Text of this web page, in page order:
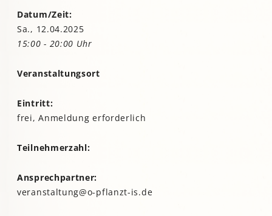
Datum/Zeit:
Sa., 12.04.2025
15:00 - 20:00 Uhr
Veranstaltungsort
Eintritt:
frei, Anmeldung erforderlich
Teilnehmerzahl:
Ansprechpartner:
veranstaltung@o-pflanzt-is.de